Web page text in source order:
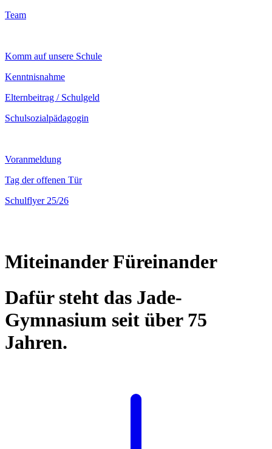
Team
Komm auf unsere Schule
Kenntnisnahme
Elternbeitrag / Schulgeld
Schulsozialpädagogin
Voranmeldung
Tag der offenen Tür
Schulflyer 25/26
Miteinander Füreinander
Dafür steht das Jade-
Gymnasium seit über 75
Jahren.